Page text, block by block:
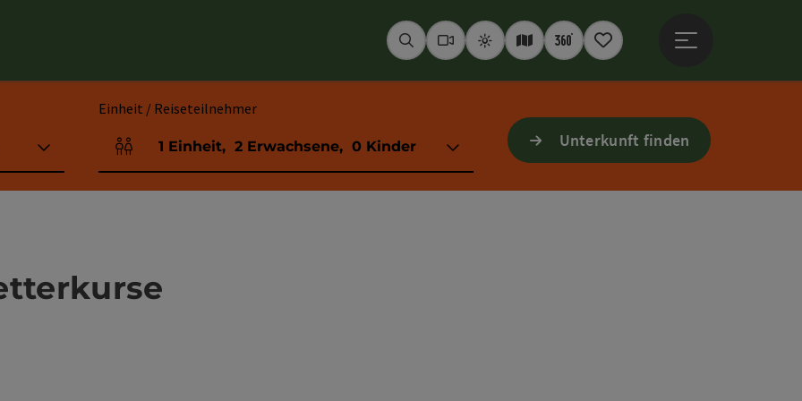
SuchenWebcams
WetterInteraktive Karte
360° Panoramen
Merkzettel
Einheit / Reiseteilnehmer
Einheitenanzahl und Personenfelder
1 Einheit, 2 Erwachsene, 0 Kinder Unterkunft finden